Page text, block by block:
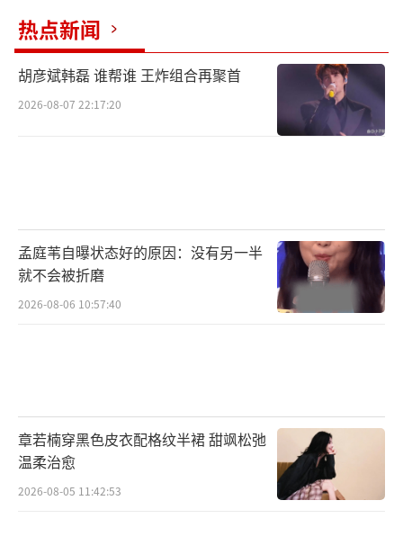
乐，更是增进亲情、留下美好回忆的机会。在
娱乐圈的聚光灯下，他们用心经营家庭，展现
了平凡又真挚的幸福。随着时间的流逝，朱茵
和黄贯中的容颜渐改，但他们的爱情愈发醇
厚，家庭也更加美满。黄莺茁壮成长，出落得
温馨日常，感受到了亲情的珍贵与美好。
（责任编辑：卢其龙 CL0882）
热点新闻
胡彦斌韩磊 谁帮谁 王炸组合再聚首
2026-08-07 22:17:20
孟庭苇自曝状态好的原因：没有另一半
就不会被折磨
2026-08-06 10:57:40
章若楠穿黑色皮衣配格纹半裙 甜飒松弛
温柔治愈
2026-08-05 11:42:53